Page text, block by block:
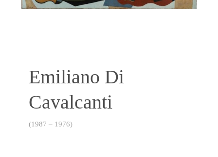
Emiliano Di
Cavalcanti
(1987 – 1976)